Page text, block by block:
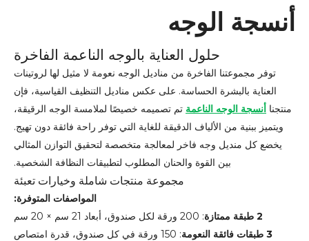
أنسجة الوجه
حلول العناية بالوجه الناعمة الفاخرة
توفر مجموعتنا الفاخرة من مناديل الوجه نعومة لا مثيل لها لروتينات
العناية بالبشرة الحساسة. على عكس مناديل التنظيف القياسية، فإن
منتجنا أنسجة الوجه الناعمة تم تصميمه خصيصًا لملامسة الوجه الرقيقة،
ويتميز ببنية من الألياف الدقيقة للغاية التي توفر راحة فائقة دون تهيج.
يخضع كل منديل وجه فاخر لمعالجة متخصصة لتحقيق التوازن المثالي
بين القوة والحنان المطلوب لتطبيقات النظافة الشخصية.
مجموعة منتجات شاملة وخيارات تعبئة
المواصفات المتوفرة:
2 طبقة ممتازة
: 200 ورقة لكل صندوق، أبعاد 21 سم × 20 سم
3 طبقات فائقة النعومة
: 150 ورقة في كل صندوق، قدرة امتصاص